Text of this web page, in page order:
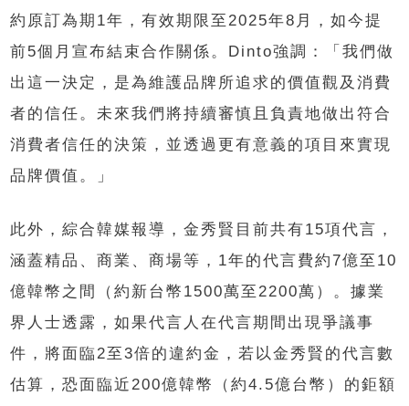
約原訂為期1年，有效期限至2025年8月，如今提
前5個月宣布結束合作關係。Dinto強調：「我們做
出這一決定，是為維護品牌所追求的價值觀及消費
者的信任。未來我們將持續審慎且負責地做出符合
消費者信任的決策，並透過更有意義的項目來實現
品牌價值。」
此外，綜合韓媒報導，金秀賢目前共有15項代言，
涵蓋精品、商業、商場等，1年的代言費約7億至10
億韓幣之間（約新台幣1500萬至2200萬）。據業
界人士透露，如果代言人在代言期間出現爭議事
件，將面臨2至3倍的違約金，若以金秀賢的代言數
估算，恐面臨近200億韓幣（約4.5億台幣）的鉅額